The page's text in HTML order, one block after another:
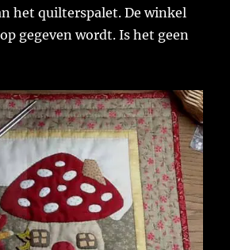
het quilterspalet. De winkel
gegeven wordt. Is het geen